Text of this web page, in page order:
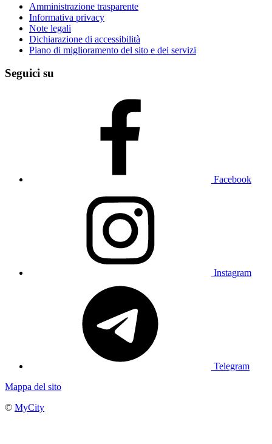
Amministrazione trasparente
Informativa privacy
Note legali
Dichiarazione di accessibilità
Piano di miglioramento del sito e dei servizi
Seguici su
Facebook
Instagram
Telegram
Mappa del sito
© MyCity